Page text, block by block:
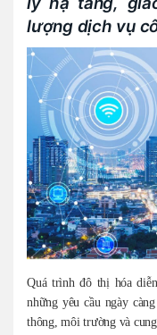
lượng dịch vụ
Quá trình đô thị hóa
những yêu cầu ngày
thông, môi trường và